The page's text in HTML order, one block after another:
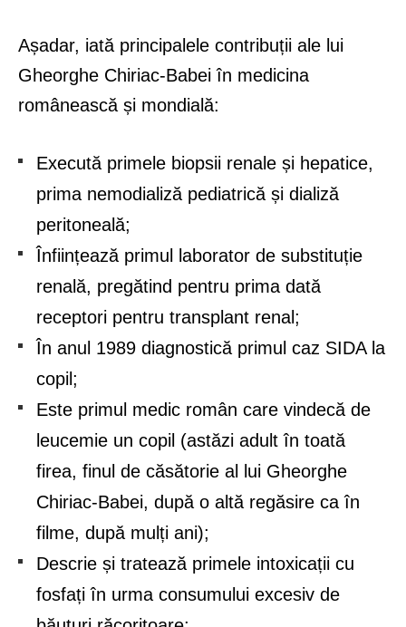
Așadar, iată principalele contribuții ale lui
Gheorghe Chiriac-Babei în medicina
românească și mondială:
Execută primele biopsii renale și hepatice,
prima nemodializă pediatrică și dializă
peritoneală;
Înființează primul laborator de substituție
renală, pregătind pentru prima dată
receptori pentru transplant renal;
În anul 1989 diagnostică primul caz SIDA la
copil;
Este primul medic român care vindecă de
leucemie un copil (astăzi adult în toată
firea, finul de căsătorie al lui Gheorghe
Chiriac-Babei, după o altă regăsire ca în
filme, după mulți ani);
Descrie și tratează primele intoxicații cu
fosfați în urma consumului excesiv de